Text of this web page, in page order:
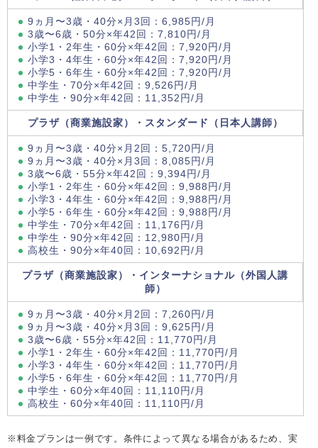
9ヵ月〜3歳・40分×月3回：6,985円/月
3歳〜6歳・50分×年42回：7,810円/月
小学1・2年生・60分×年42回：7,920円/月
小学3・4年生・60分×年42回：7,920円/月
小学5・6年生・60分×年42回：7,920円/月
中学生・70分×年42回：9,526円/月
中学生・90分×年42回：11,352円/月
プラザ（商業施設家）・スタンダード（日本人講師）
9ヵ月〜3歳・40分×月2回：5,720円/月
9ヵ月〜3歳・40分×月3回：8,085円/月
3歳〜6歳・55分×年42回：9,394円/月
小学1・2年生・60分×年42回：9,988円/月
小学3・4年生・60分×年42回：9,988円/月
小学5・6年生・60分×年42回：9,988円/月
中学生・70分×年42回：11,176円/月
中学生・90分×年42回：12,980円/月
高校生・90分×年40回：10,692円/月
プラザ（商業施設家）・インターナショナル（外国人講
師）
9ヵ月〜3歳・40分×月2回：7,260円/月
9ヵ月〜3歳・40分×月3回：9,625円/月
3歳〜6歳・55分×年42回：11,770円/月
小学1・2年生・60分×年42回：11,770円/月
小学3・4年生・60分×年42回：11,770円/月
小学5・6年生・60分×年42回：11,770円/月
中学生・60分×年40回：11,110円/月
高校生・60分×年40回：11,110円/月
※料金プランは一例です。条件によって異なる場合があるため、実